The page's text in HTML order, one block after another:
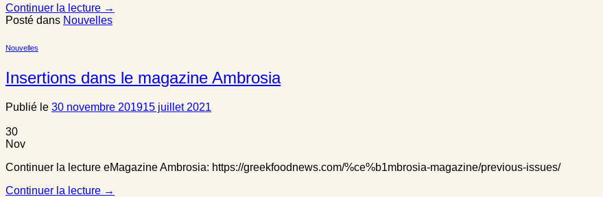
Continuer la lecture →
Posté dans Nouvelles
Nouvelles
Insertions dans le magazine Ambrosia
Publié le 30 novembre 201915 juillet 2021
30
Nov
Continuer la lecture eMagazine Ambrosia: https://greekfoodnews.com/%ce%b1mbrosia-magazine/previous-issues/
Continuer la lecture →